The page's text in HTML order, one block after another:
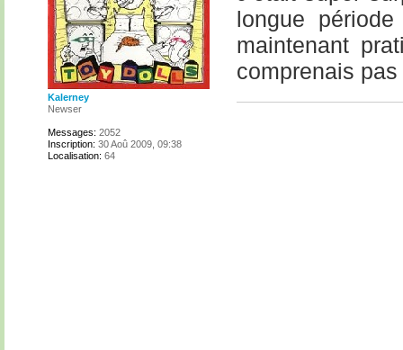
longue
maintenant
comprenais
Kalerney
Newser
Messages: 2052
Inscription: 30 Aoû 2009, 09:38
Localisation: 64